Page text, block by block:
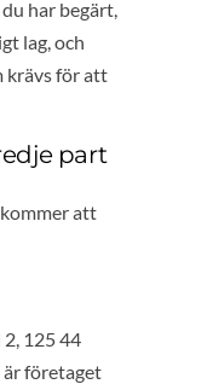
har begärt,
lag, och
krävs för att
part
att
125 44
företaget